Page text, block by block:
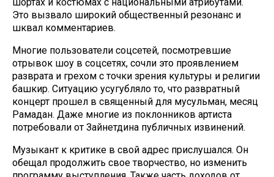
Это вызвало широкий общественный резонанс и
шквал комментариев.
Многие пользователи соцсетей, посмотревшие
отрывок шоу в соцсетях, сочли это проявлением
разврата и грехом с точки зрения культуры и религии
башкир. Ситуацию усугубляло то, что развратный
концерт прошел в священный для мусульман, месяц
Рамадан. Даже многие из поклонников артиста
потребовали от Зайнетдина публичных извинений.
Музыкант к критике в свой адрес прислушался. Он
обещал продолжить свое творчество, но изменить